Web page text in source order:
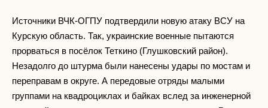
Источники ВЧК-ОГПУ подтвердили новую атаку ВСУ на
Курскую область. Так, украинские военные пытаются
прорваться в посёлок Теткино (Глушковский район).
Незадолго до штурма были нанесены удары по мостам и
переправам в округе. А передовые отряды малыми
группами на квадроциклах и байках вслед за инженерной